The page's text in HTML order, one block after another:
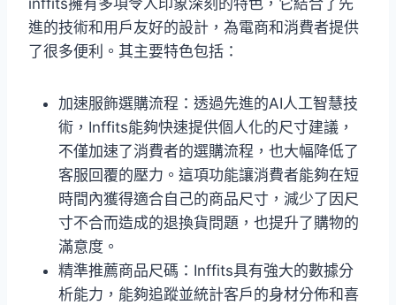
inffits擁有多項令人印象深刻的特色，它結合了先
進的技術和用戶友好的設計，為電商和消費者提供
了很多便利。其主要特色包括：
加速服飾選購流程：透過先進的AI人工智慧技
術，Inffits能夠快速提供個人化的尺寸建議，
不僅加速了消費者的選購流程，也大幅降低了
客服回覆的壓力。這項功能讓消費者能夠在短
時間內獲得適合自己的商品尺寸，減少了因尺
寸不合而造成的退換貨問題，也提升了購物的
滿意度。
精準推薦商品尺碼：Inffits具有強大的數據分
析能力，能夠追蹤並統計客戶的身材分佈和喜